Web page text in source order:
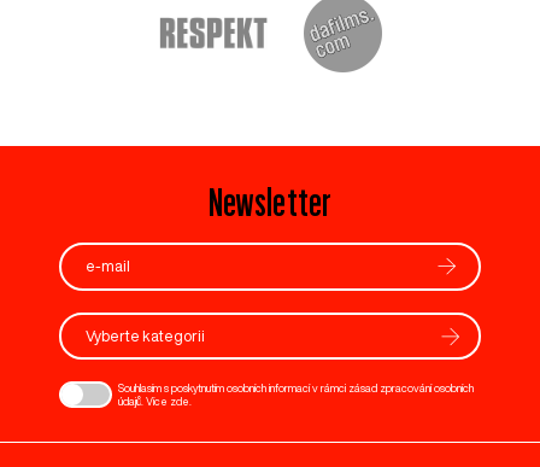
Newsletter
Vyberte kategorii
Souhlasím s poskytnutím osobních informací v rámci zásad zpracování osobních
údajů. Více zde